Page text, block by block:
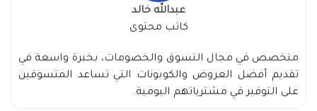
عبدالله خالد
كاتب محتوى
متخصص في مجال التسوق والخصومات، بخبرة واسعة في
تقديم أفضل العروض والكوبونات التي تساعد المتسوقين
على التوفير في مشترياتهم اليومية.